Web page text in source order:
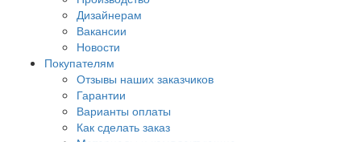
Дизайнерам
Вакансии
Новости
Покупателям
Отзывы наших заказчиков
Гарантии
Варианты оплаты
Как сделать заказ